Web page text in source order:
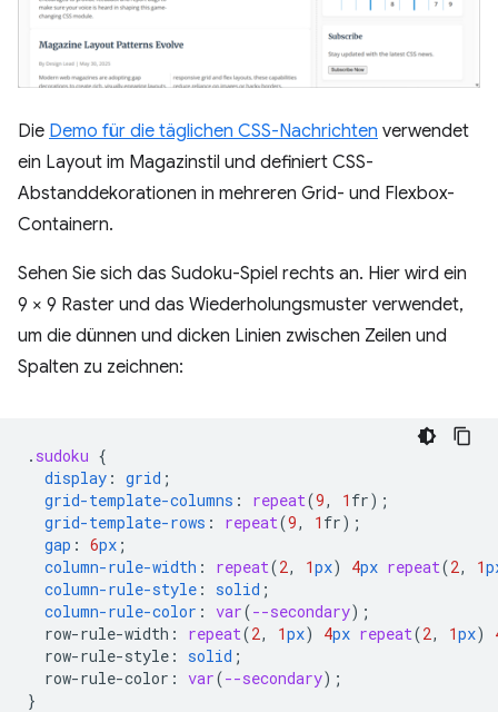
Die Demo für die täglichen CSS-Nachrichten verwendet
ein Layout im Magazinstil und definiert CSS-
Abstanddekorationen in mehreren Grid- und Flexbox-
Containern.
Sehen Sie sich das Sudoku-Spiel rechts an. Hier wird ein
9 × 9 Raster und das Wiederholungsmuster verwendet,
um die dünnen und dicken Linien zwischen Zeilen und
Spalten zu zeichnen:
. sudoku {
display : grid ;
grid-template-columns : repeat(9, 1 fr);
grid-template-rows : repeat(9, 1 fr);
gap : 6px ;
column-rule-width : repeat(2, 1px) 4px repeat(2, 1
column-rule-style : solid ;
column-rule-color : var(--secondary);
row-rule-width : repeat(2, 1px) 4px repeat(2, 1px)
row-rule-style : solid ;
row-rule-color : var(--secondary);
}